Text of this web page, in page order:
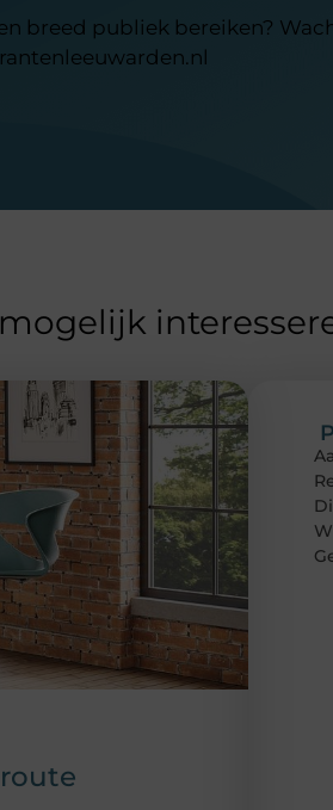
breed publiek bereiken?